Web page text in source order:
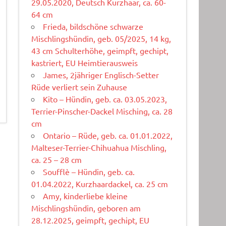
29.05.2020, Deutsch Kurzhaar, ca. 60-
64 cm
Frieda, bildschöne schwarze
Mischlingshündin, geb. 05/2025, 14 kg,
43 cm Schulterhöhe, geimpft, gechipt,
kastriert, EU Heimtierausweis
James, 2jähriger Englisch-Setter
Rüde verliert sein Zuhause
Kito – Hündin, geb. ca. 03.05.2023,
Terrier-Pinscher-Dackel Misching, ca. 28
cm
Ontario – Rüde, geb. ca. 01.01.2022,
Malteser-Terrier-Chihuahua Mischling,
ca. 25 – 28 cm
Soufflè – Hündin, geb. ca.
01.04.2022, Kurzhaardackel, ca. 25 cm
Amy, kinderliebe kleine
Mischlingshündin, geboren am
28.12.2025, geimpft, gechipt, EU